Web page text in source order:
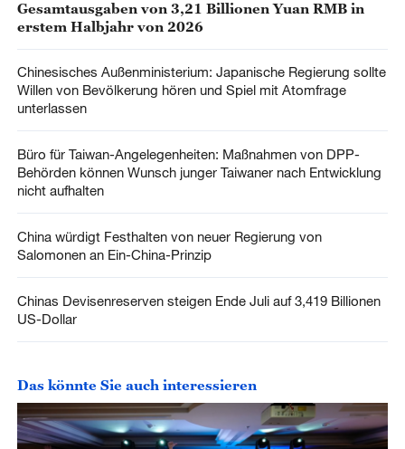
Gesamtausgaben von 3,21 Billionen Yuan RMB in
erstem Halbjahr von 2026
Chinesisches Außenministerium: Japanische Regierung sollte
Willen von Bevölkerung hören und Spiel mit Atomfrage
unterlassen
Büro für Taiwan-Angelegenheiten: Maßnahmen von DPP-
Behörden können Wunsch junger Taiwaner nach Entwicklung
nicht aufhalten
China würdigt Festhalten von neuer Regierung von
Salomonen an Ein-China-Prinzip
Chinas Devisenreserven steigen Ende Juli auf 3,419 Billionen
US-Dollar
Das könnte Sie auch interessieren